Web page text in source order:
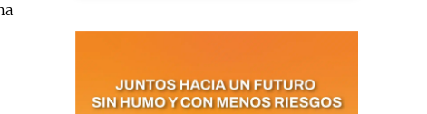
diario y recibe todas las
de daños en tu correo
and receive all the news